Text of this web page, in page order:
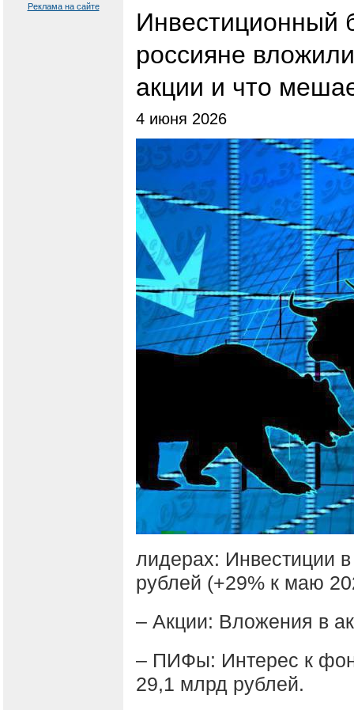
Реклама на сайте
Инвестиционный
россияне
акции и что
4 июня 2026
лидерах: Инвестиции
рублей (+29% к маю
– Акции: Вложения в
– ПИФы: Интерес к
29,1 млрд рублей.